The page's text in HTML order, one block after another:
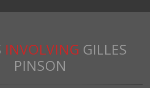
INVOLVING GILLES
PINSON